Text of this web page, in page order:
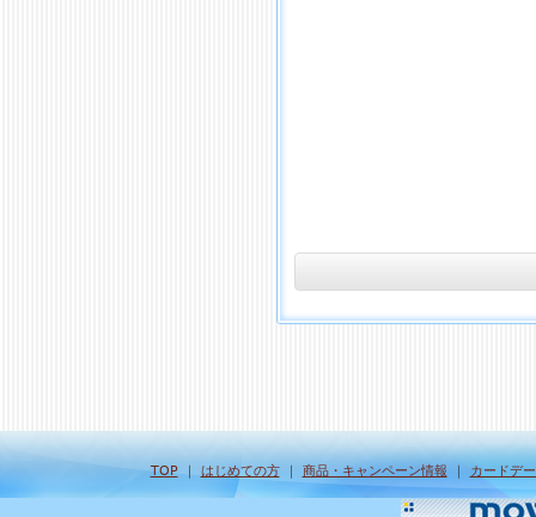
TOP｜ はじめての方｜ 商品・キャンペーン情報 ｜ カードデ